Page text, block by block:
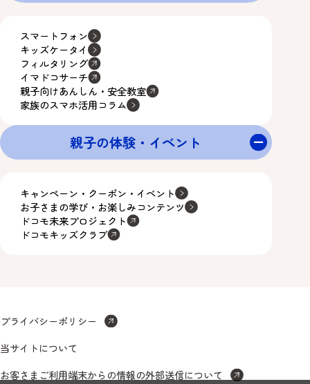
スマートフォン
キッズケータイ
フィルタリング
イマドコサーチ
親子向けあんしん・安全教室
家族のスマホ活用コラム
親子の体験・イベント
キャンペーン・クーポン・イベント
お子さまの学び・お楽しみコンテンツ
ドコモ未来プロジェクト
ドコモキッズクラブ
プライバシーポリシー
当サイトについて
お客さまご利用端末からの情報の外部送信について